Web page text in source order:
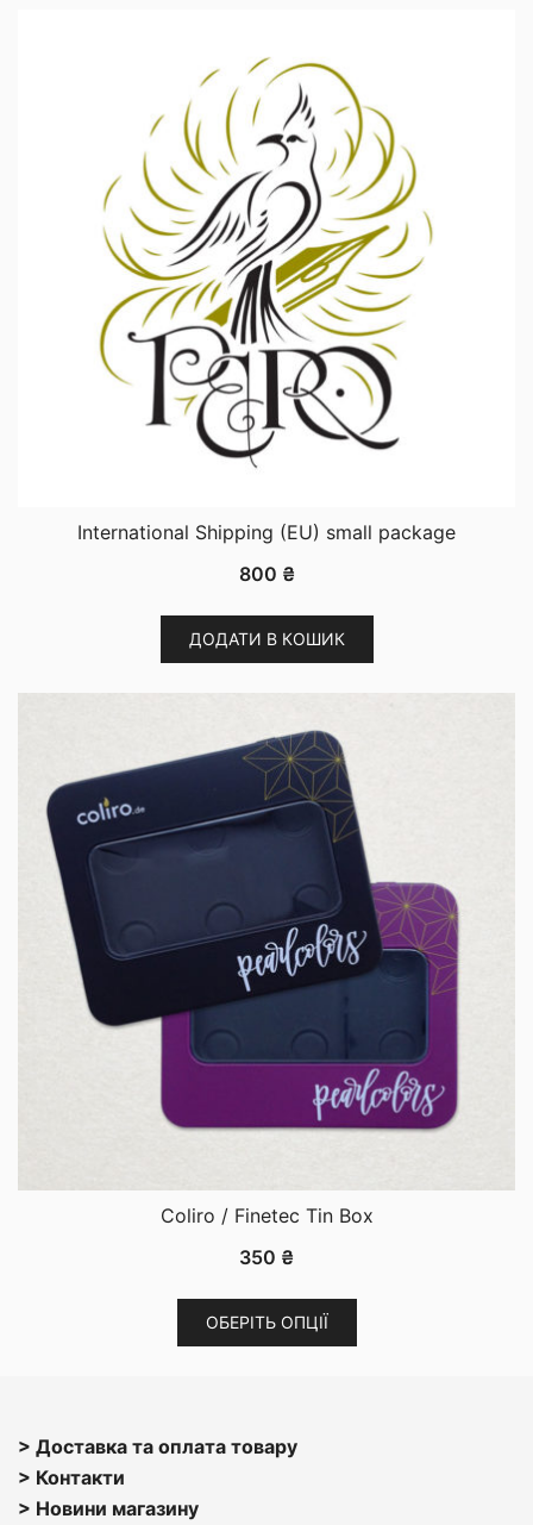
International Shipping (EU) small package
800 ₴
ДОДАТИ В КОШИК
Coliro / Finetec Tin Box
350 ₴
ОБЕРІТЬ ОПЦІЇ
Цей
> Доставка та оплата товару
> Контакти
> Новини магазину